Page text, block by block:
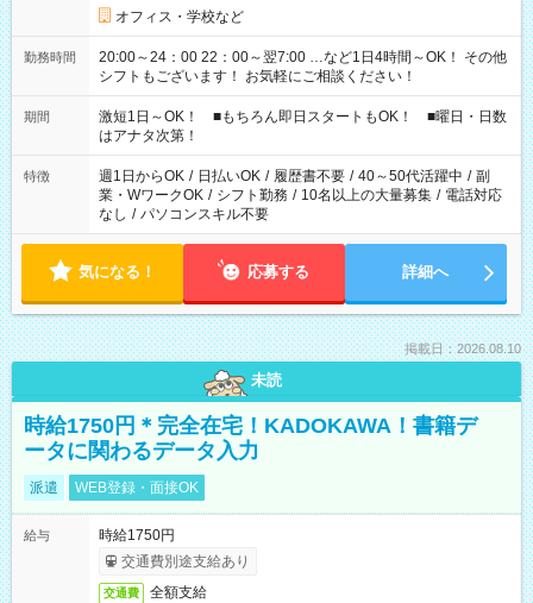
オフィス・学校など
勤務時間
20:00～24：00 22：00～翌7:00 …など1日4時間～OK！ その他
シフトもございます！ お気軽にご相談ください！
期間
激短1日～OK！ ■もちろん即日スタートもOK！ ■曜日・日数
はアナタ次第！
特徴 週1日からOK / 日払いOK / 履歴書不要 / 40～50代活躍中 / 副
業・WワークOK / シフト勤務 / 10名以上の大量募集 / 電話対応
なし / パソコンスキル不要
気になる！ 応募する 詳細へ
掲載日：2026.08.10
未読
時給1750円＊完全在宅！KADOKAWA！書籍デ
ータに関わるデータ入力
派遣 WEB登録・面接OK
給与
時給1750円
交通費別途支給あり
交通費 全額支給